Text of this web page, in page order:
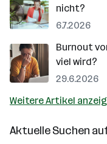
nicht?
6.7.2026
Burnout
viel wird?
29.6.2026
Weitere Artikel
Aktuelle Suchen